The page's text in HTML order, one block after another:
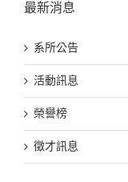
最新消息
系所公告
活動訊息
榮譽榜
徵才訊息